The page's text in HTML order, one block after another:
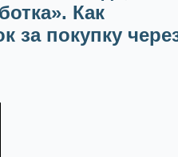
Как
за покупку